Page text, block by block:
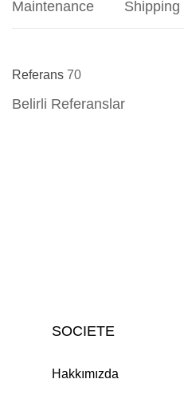
Maintenance Shipping
Referans 70
Belirli Referanslar
SOCIETE
Hakkımızda